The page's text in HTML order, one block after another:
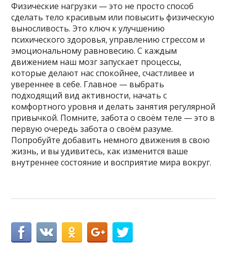
Физические нагрузки — это не просто способ
сделать тело красивым или повысить физическую
выносливость. Это ключ к улучшению
психического здоровья, управлению стрессом и
эмоциональному равновесию. С каждым
движением наш мозг запускает процессы,
которые делают нас спокойнее, счастливее и
увереннее в себе. Главное — выбрать
подходящий вид активности, начать с
комфортного уровня и делать занятия регулярной
привычкой. Помните, забота о своём теле — это в
первую очередь забота о своём разуме.
Попробуйте добавить немного движения в свою
жизнь, и вы удивитесь, как изменится ваше
внутреннее состояние и восприятие мира вокруг.